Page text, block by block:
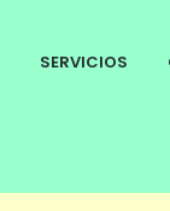
SERVICIOS